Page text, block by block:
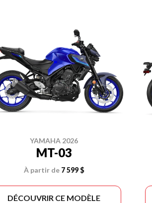
YAMAHA 2026
MT-03
À partir de 7 599 $
DÉCOUVRIR CE MODÈLE